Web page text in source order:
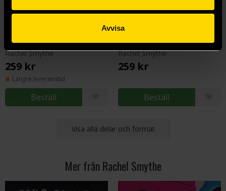
Avvisa
Lore Olympus Volume 6
Rachel Smythe
259 kr
Längre leveranstid
Beställ
Lore Olympus Volume 7
Rachel Smythe
259 kr
Beställ
Visa alla delar och format
Mer från Rachel Smythe